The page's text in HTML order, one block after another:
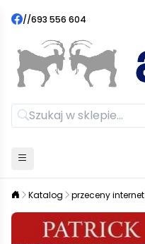
//693 556 604
Katalog przeceny internet